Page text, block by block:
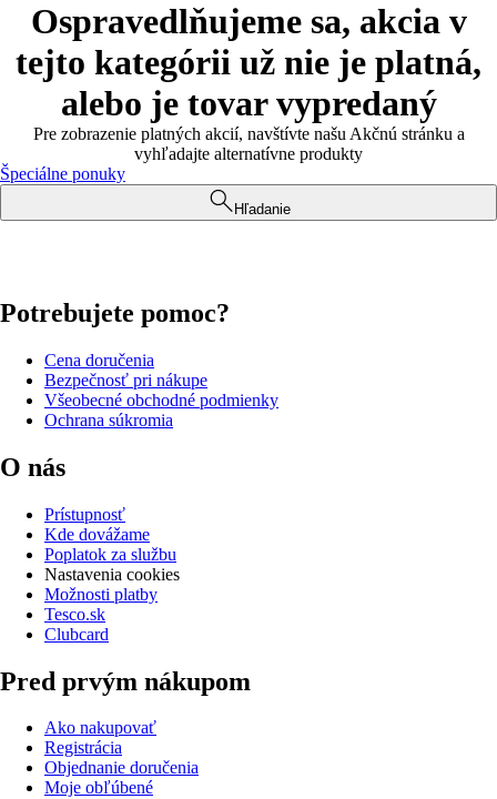
Ospravedlňujeme sa, akcia v
tejto kategórii už nie je platná,
alebo je tovar vypredaný
Pre zobrazenie platných akcií, navštívte našu Akčnú stránku a
vyhľadajte alternatívne produkty
Špeciálne ponuky
Hľadanie
Potrebujete pomoc?
Cena doručenia
Bezpečnosť pri nákupe
Všeobecné obchodné podmienky
Ochrana súkromia
O nás
Prístupnosť
Kde dovážame
Poplatok za službu
Nastavenia cookies
Možnosti platby
Tesco.sk
Clubcard
Pred prvým nákupom
Ako nakupovať
Registrácia
Objednanie doručenia
Moje obľúbené